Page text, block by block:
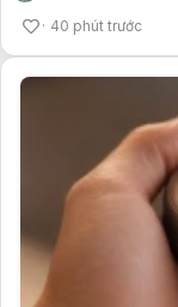
40 phút trước